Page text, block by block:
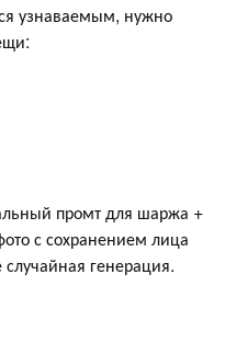
узнаваемым, нужно
промт для шаржа +
с сохранением лица
генерация.